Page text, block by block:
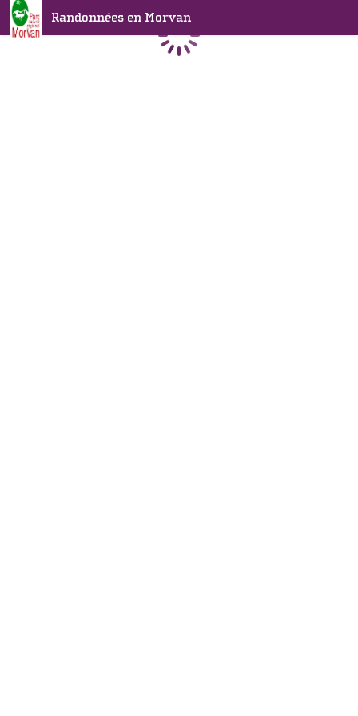
Randonnées en Morvan
Chargement